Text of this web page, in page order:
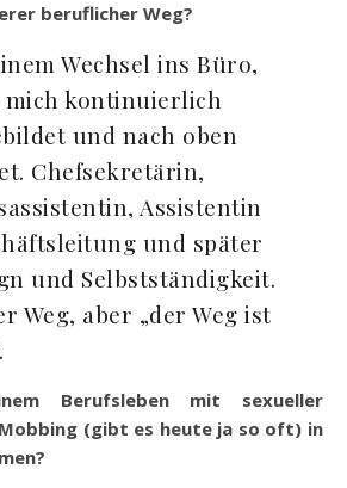
beruflicher Weg?
Wechsel ins Büro,
mich kontinuierlich
und nach oben
Chefsekretärin,
Assistentin
und später
und Selbstständigkeit.
Weg, aber „der Weg ist
Berufsleben mit sexueller
(gibt es heute ja so oft) in